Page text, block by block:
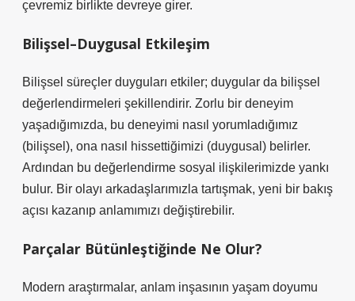
çevremiz birlikte devreye girer.
Bilişsel–Duygusal Etkileşim
Bilişsel süreçler duyguları etkiler; duygular da bilişsel
değerlendirmeleri şekillendirir. Zorlu bir deneyim
yaşadığımızda, bu deneyimi nasıl yorumladığımız
(bilişsel), ona nasıl hissettiğimizi (duygusal) belirler.
Ardından bu değerlendirme sosyal ilişkilerimizde yankı
bulur. Bir olayı arkadaşlarımızla tartışmak, yeni bir bakış
açısı kazanıp anlamımızı değiştirebilir.
Parçalar Bütünleştiğinde Ne Olur?
Modern araştırmalar, anlam inşasının yaşam doyumu